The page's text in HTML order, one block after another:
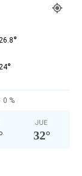
°
°
0 %
JUE
32°